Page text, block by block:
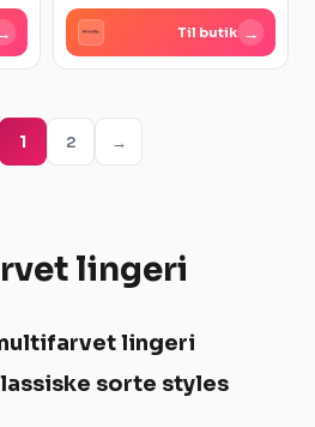
→ Til butik →
1 2 →
lingeri
lingeri
sorte styles